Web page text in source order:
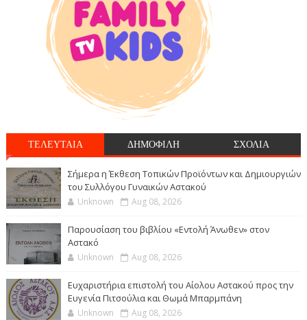
ΤΕΛΕΥΤΑΙΑ ΔΗΜΟΦΙΛΗ ΣΧΟΛΙΑ
Σήμερα η Έκθεση Τοπικών Προϊόντων και Δημιουργιών
του Συλλόγου Γυναικών Αστακού
Unknown Aug 08, 2026
Παρουσίαση του βιβλίου «Εντολή Άνωθεν» στον
Αστακό
Unknown Aug 08, 2026
Ευχαριστήρια επιστολή του Αίολου Αστακού προς την
Ευγενία Πιτσούλια και Θωμά Μπαρμπάνη
Unknown Aug 08, 2026